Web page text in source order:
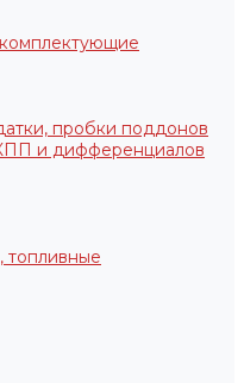
пробки поддонов
и дифференциалов
топливные